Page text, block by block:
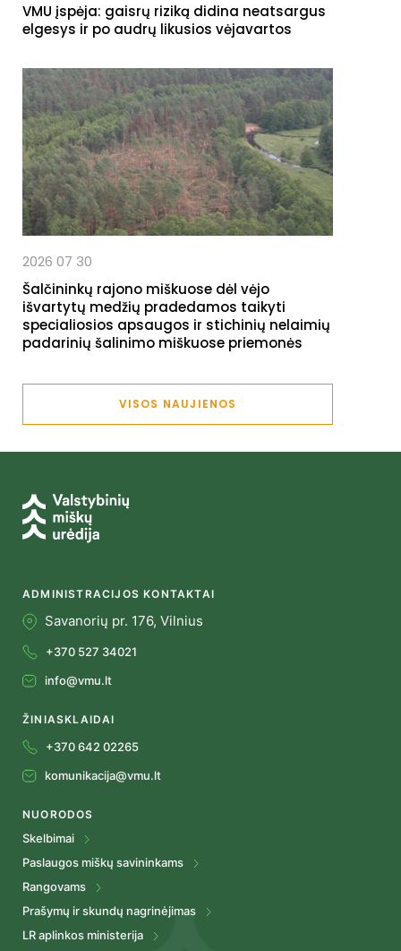
VMU įspėja: gaisrų riziką didina neatsargus
elgesys ir po audrų likusios vėjavartos
2026 07 30
Šalčininkų rajono miškuose dėl vėjo
išvartytų medžių pradedamos taikyti
specialiosios apsaugos ir stichinių nelaimių
padarinių šalinimo miškuose priemonės
VISOS NAUJIENOS
ADMINISTRACIJOS KONTAKTAI
Savanorių pr. 176, Vilnius
+370 527 34021
info@vmu.lt
ŽINIASKLAIDAI
+370 642 02265
komunikacija@vmu.lt
NUORODOS
Skelbimai
Paslaugos miškų savininkams
Rangovams
Prašymų ir skundų nagrinėjimas
LR aplinkos ministerija